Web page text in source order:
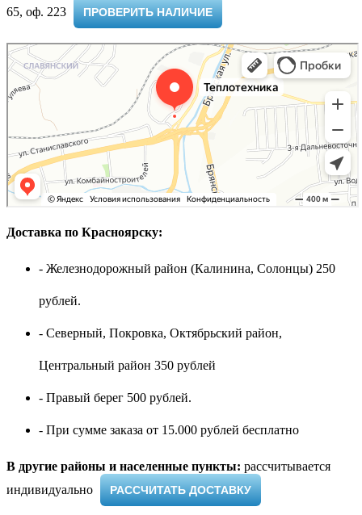
65, оф. 223 ​
ПРОВЕРИТЬ НАЛИЧИЕ
Доставка по Красноярску:
- Железнодорожный район (Калинина, Солонцы) 250
рублей.
- Северный, Покровка, Октябрьский район,
Центральный район 350 рублей
- Правый берег 500 рублей.
- При сумме заказа от 15.000 рублей бесплатно
В другие районы и населенные пункты: рассчитывается
индивидуально ​
РАССЧИТАТЬ ДОСТАВКУ